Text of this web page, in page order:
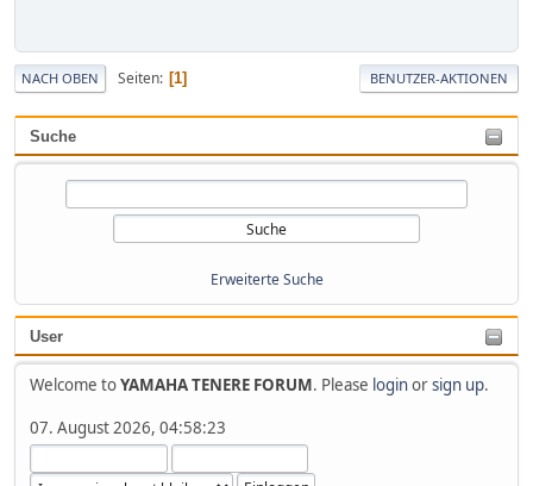
Suche
Erweiterte Suche
User
Welcome toYAMAHA TENERE FORUM. Please loginorsign up.
07. August 2026, 04:58:23
NACH OBEN Seiten 1 BENUTZER-AKTIONEN